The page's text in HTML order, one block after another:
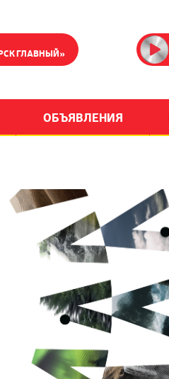
ГЛАВНЫЙ»
ОБЪЯВЛЕНИЯ